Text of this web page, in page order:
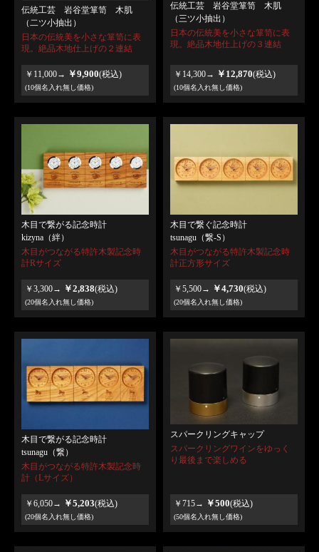
伝統工芸 岩谷堂箪笥 木肌
（二ツ小抽出）
日本の伝統美を小さな箪笥に表
現。絶品木地仕上げの２連結
￥11,000→ ￥9,900(税込)
(10個名入れ無し価格)
伝統工芸 岩谷堂箪笥 木肌
（三ツ小抽出）
日本の伝統美を小さな箪笥に表
現。絶品木地仕上げの３連結
￥14,300→ ￥12,870(税込)
(10個名入れ無し価格)
木目で繋がる記念時計
kizyna（絆）
木目がつながる特許木製記念時
計Rサイズ
￥3,300→ ￥2,838(税込)
(20個名入れ無し価格)
木目で繋ぐ記念時計
tsunagu（繋-S）
木目がつながる特許木製記念時
計正方形サイズ
￥5,500→ ￥4,730(税込)
(20個名入れ無し価格)
木目で繋がる記念時計
tsunagu（繋）
木目がつながる特許木製記念時
計（Lサイズ）
￥6,050→ ￥5,203(税込)
(20個名入れ無し価格)
スパークリングキャップ
スパークリングワインをゆっく
り最後まで楽しめる
￥715→ ￥500(税込)
(50個名入れ無し価格)